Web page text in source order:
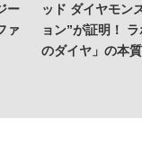
ー
ァ
ッド ダイヤモン
ョン”が証明！
のダイヤ」の本質